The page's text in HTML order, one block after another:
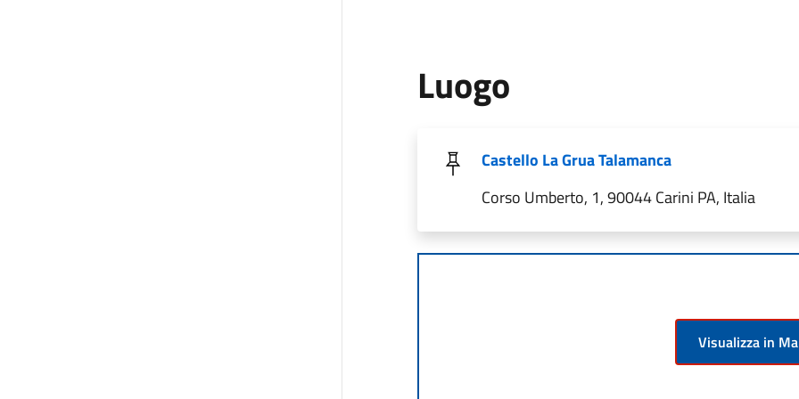
Luogo
Castello La Grua Talamanca
Corso Umberto, 1, 90044 Carini PA, Italia
Visualizza in